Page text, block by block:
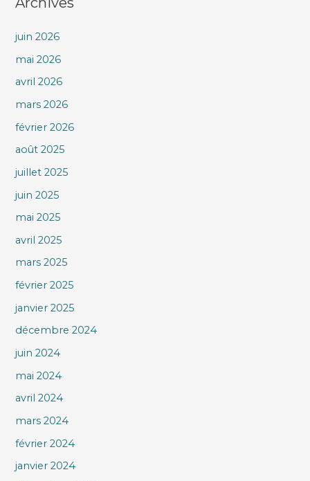
juin 2026
mai 2026
avril 2026
mars 2026
février 2026
août 2025
juillet 2025
juin 2025
mai 2025
avril 2025
mars 2025
février 2025
janvier 2025
décembre 2024
juin 2024
mai 2024
avril 2024
mars 2024
février 2024
janvier 2024